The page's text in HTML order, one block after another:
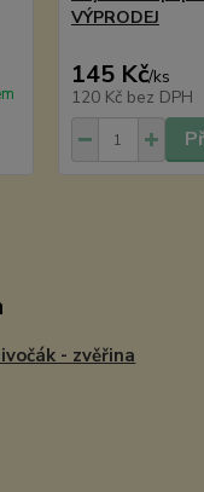
VÝPRODEJ
145 Kč/ks
120 Kč bez DPH
- zvěřina